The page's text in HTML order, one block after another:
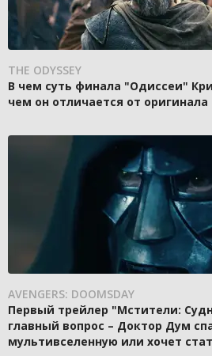
THE ODYSSEY
В чем суть финала "Одиссеи"
чем он отличается от оригинала
AVENGERS: DOOMSDAY
Первый трейлер "Мстители:
главный вопрос – Доктор Дум
мультивселенную или хочет